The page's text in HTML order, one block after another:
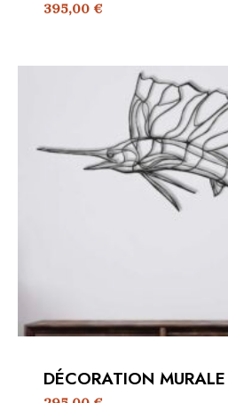
395,00€
DÉCORATION